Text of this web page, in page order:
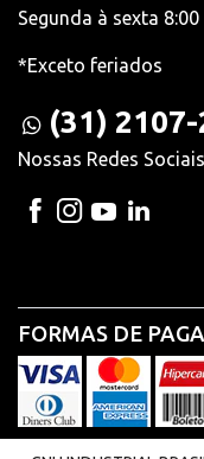
Segunda à sexta
*Exceto feriados
(31)
Nossas Redes Sociais
FORMAS DE